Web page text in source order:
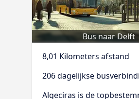
Bus naar Delft
8,01 Kilometers afstand
206 dagelijkse
Algeciras is de